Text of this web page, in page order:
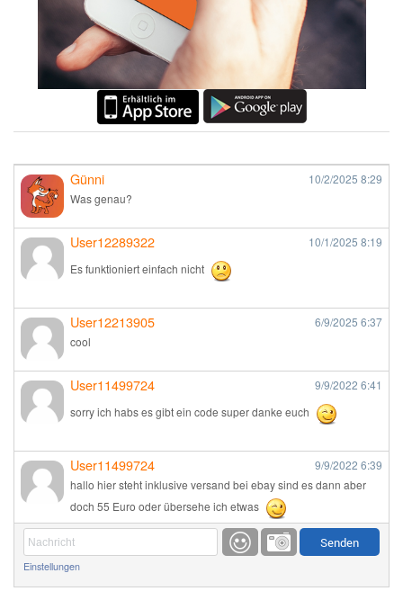
Günni 10/2/2025 8:29
Was genau?
User12289322 10/1/2025 8:19
Es funktioniert einfach nicht
User12213905 6/9/2025 6:37
cool
User11499724 9/9/2022 6:41
sorry ich habs es gibt ein code super danke euch
User11499724 9/9/2022 6:39
hallo hier steht inklusive versand bei ebay sind es dann aber
doch 55 Euro oder übersehe ich etwas
Günni 9/1/20226:17
Einstellungen